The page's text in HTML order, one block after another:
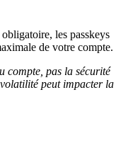
les passkeys
de votre compte.
compte, pas la sécurité
peut impacter la